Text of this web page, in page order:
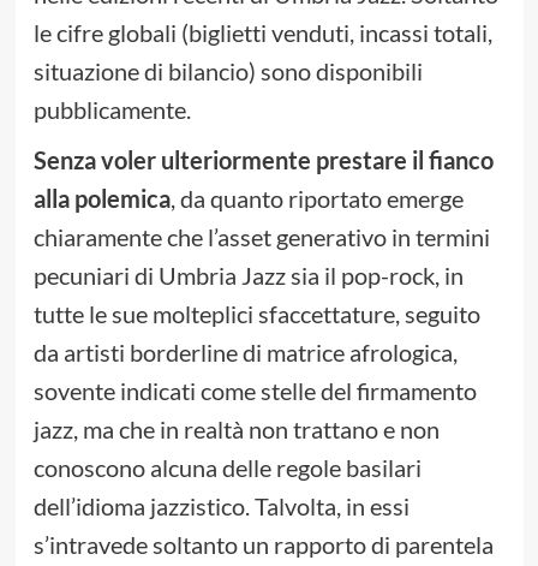
le cifre globali (biglietti venduti, incassi totali,
situazione di bilancio) sono disponibili
pubblicamente.
Senza voler ulteriormente prestare il fianco
alla polemica, da quanto riportato emerge
chiaramente che l’asset generativo in termini
pecuniari di Umbria Jazz sia il pop-rock, in
tutte le sue molteplici sfaccettature, seguito
da artisti borderline di matrice afrologica,
sovente indicati come stelle del firmamento
jazz, ma che in realtà non trattano e non
conoscono alcuna delle regole basilari
dell’idioma jazzistico. Talvolta, in essi
s’intravede soltanto un rapporto di parentela